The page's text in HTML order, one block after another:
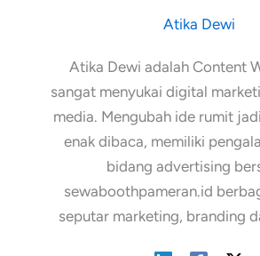
Atika Dewi
Atika Dewi adalah Content
sangat menyukai digital
media. Mengubah ide rumit
enak dibaca, memiliki
bidang advertising
sewaboothpameran.id
seputar marketing, branding